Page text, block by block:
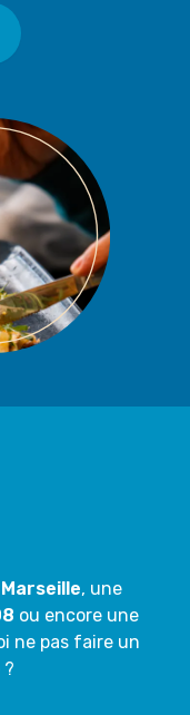
, une
ou encore une
ne pas faire un